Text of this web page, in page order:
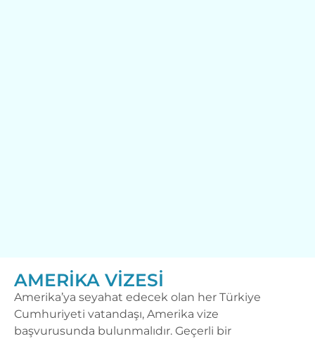
AMERIKA VIZESI
Amerika’ya seyahat edecek olan her Türkiye
Cumhuriyeti vatandaşı, Amerika vize
başvurusunda bulunmalıdır. Geçerli bir